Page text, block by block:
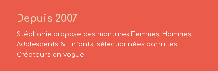
Depuis 2007
Stéphanie propose des montures Femmes, Hommes,
Adolescents & Enfants, sélectionnées parmi les
Créateurs en vogue.